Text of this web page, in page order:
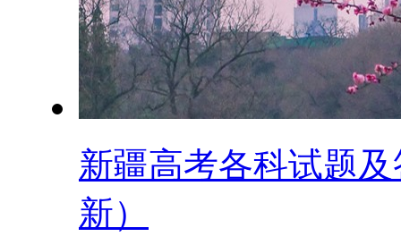
新疆高考各科试题
新）